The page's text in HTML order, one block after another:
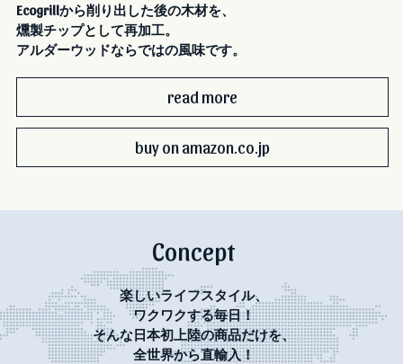
Ecogrillから削り出した後の木材を、
燻製チップとして再加工。
アルダーウッドならではの風味です。
read more
buy on amazon.co.jp
Concept
楽しいライフスタイル、
ワクワクする毎日！
そんな日本初上陸の商品だけを、
全世界から直輸入！